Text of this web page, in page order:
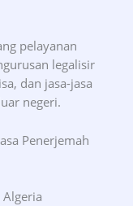
pelayanan
legalisir
dan jasa-jasa
negeri.
Penerjemah